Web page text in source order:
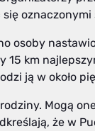
osoby
km
ją w około
Mogą
że w